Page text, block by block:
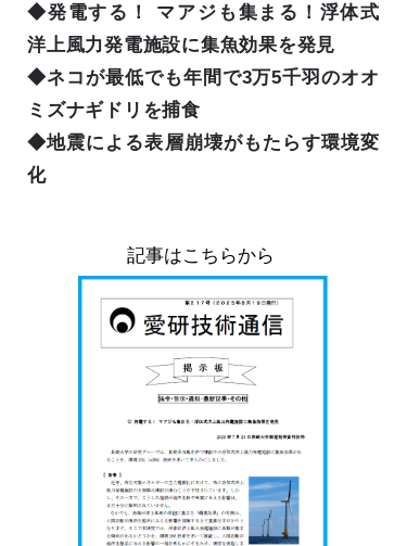
◆発電する！ マアジも集まる！浮体式
洋上風力発電施設に集魚効果を発見
◆ネコが最低でも年間で3万5千羽のオオ
ミズナギドリを捕食
◆地震による表層崩壊がもたらす環境変
化
記事はこちらから